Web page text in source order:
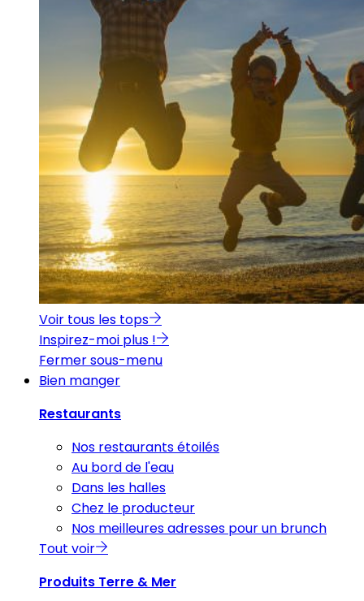
Voir tous les tops
Inspirez-moi plus !
Fermer sous-menu
Bien manger
Restaurants
Nos restaurants étoilés
Au bord de l'eau
Dans les halles
Chez le producteur
Nos meilleures adresses pour un brunch
Tout voir
Produits Terre & Mer